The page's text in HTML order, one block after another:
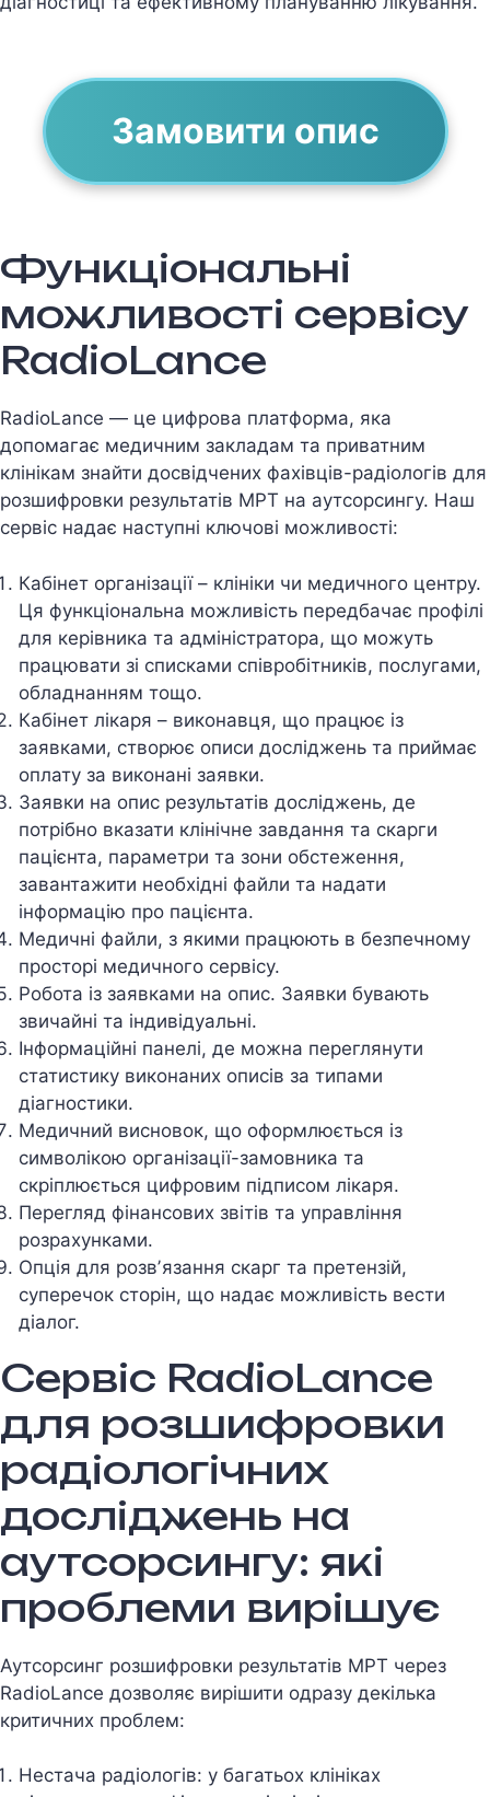
Замовити опис
Функціональні
можливості сервісу
RadioLance
RadioLance — це цифрова платформа, яка
допомагає медичним закладам та приватним
клiнiкам знайти досвiдчених фахiвцiв-радiологiв для
розшифровки результатiв МРТ на аутсорсингу. Наш
сервiс надає наступнi ключовi можливостi:
Кабінет організації – клініки чи медичного центру.
Ця функціональна можливість передбачає профілі
для керівника та адміністратора, що можуть
працювати зі списками співробітників, послугами,
обладнанням тощо.
Кабінет лікаря – виконавця, що працює із
заявками, створює описи досліджень та приймає
оплату за виконані заявки.
Заявки на опис результатів досліджень, де
потрібно вказати клінічне завдання та скарги
пацієнта, параметри та зони обстеження,
завантажити необхідні файли та надати
інформацію про пацієнта.
Медичні файли, з якими працюють в безпечному
просторі медичного сервісу.
Робота із заявками на опис. Заявки бувають
звичайні та індивідуальні.
Інформаційні панелі, де можна переглянути
статистику виконаних описів за типами
діагностики.
Медичний висновок, що оформлюється із
символікою організації-замовника та
скріплюється цифровим підписом лікаря.
Перегляд фінансових звітів та управління
розрахунками.
Опція для розвʼязання скарг та претензій,
суперечок сторін, що надає можливість вести
діалог.
Сервіс RadioLance
для розшифровки
радіологічних
досліджень на
аутсорсингу: які
проблеми вирішує
Аутсорсинг розшифровки результатiв МРТ через
RadioLance дозволяє вирiшити одразу декiлька
критичних проблем:
Нестача радiологiв: у багатьох клiнiках